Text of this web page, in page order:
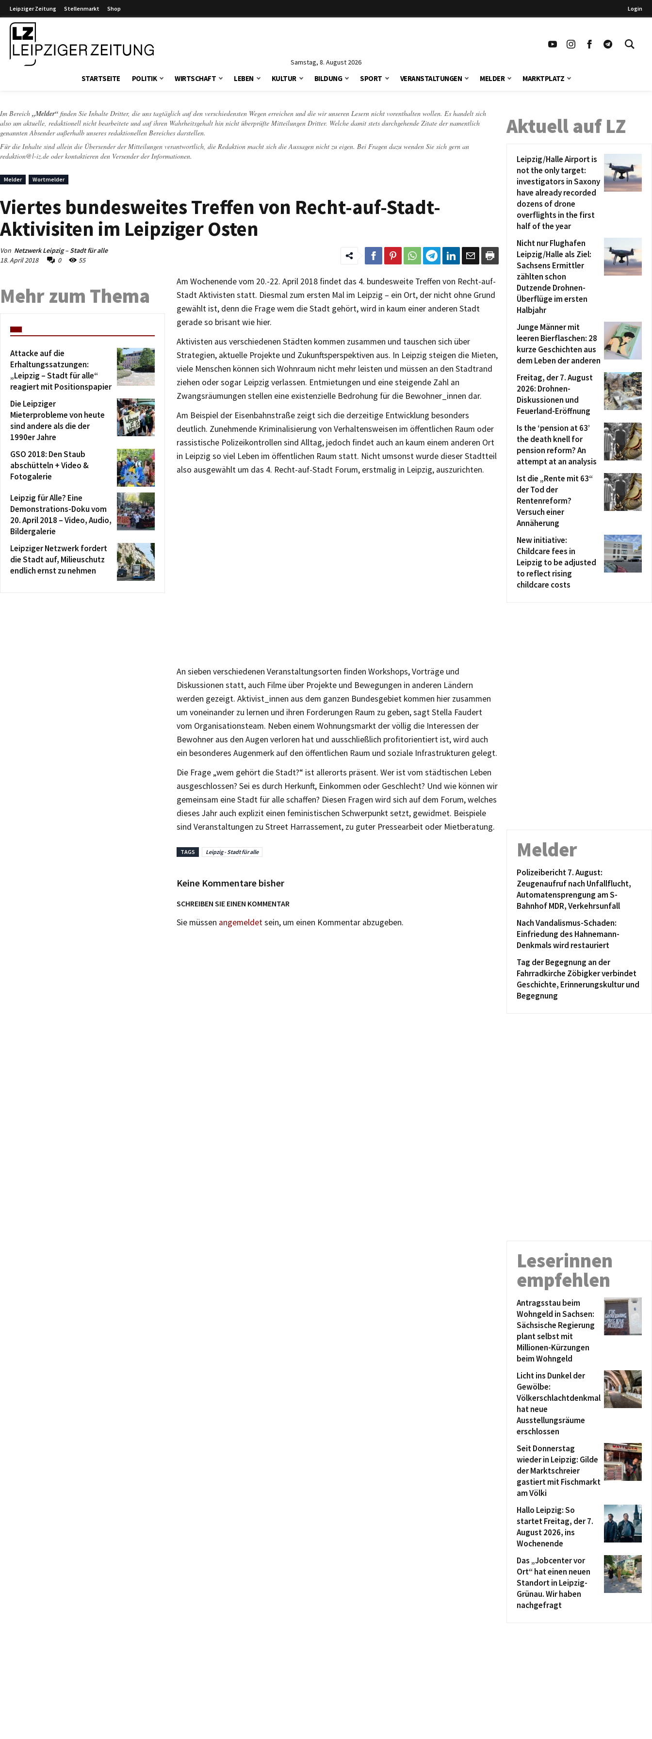
Leipziger Zeitung Stellenmarkt Shop Login
Samstag, 8. August 2026
STARTSEITE POLITIK WIRTSCHAFT LEBEN KULTUR BILDUNG SPORT VERANSTALTUNGEN MELDER MARKTPLATZ
Im Bereich „Melder“ finden Sie Inhalte Dritter, die uns tagtäglich auf den verschiedensten Wegen erreichen und die wir unseren Lesern nicht vorenthalten wollen. Es handelt sich
also um aktuelle, redaktionell nicht bearbeitete und auf ihren Wahrheitsgehalt hin nicht überprüfte Mitteilungen Dritter. Welche damit stets durchgehende Zitate der namentlich
genannten Absender außerhalb unseres redaktionellen Bereiches darstellen.
Für die Inhalte sind allein die Übersender der Mitteilungen verantwortlich, die Redaktion macht sich die Aussagen nicht zu eigen. Bei Fragen dazu wenden Sie sich gern an
redaktion@l-iz.de oder kontaktieren den Versender der Informationen.
Melder Wortmelder
Viertes bundesweites Treffen von Recht-auf-Stadt-
Aktivisiten im Leipziger Osten
Von Netzwerk Leipzig – Stadt für alle
18. April 2018
0 55
Am Wochenende vom 20.-22. April 2018 findet das 4. bundesweite Treffen von Recht-auf-
Stadt Aktivisten statt. Diesmal zum ersten Mal im Leipzig – ein Ort, der nicht ohne Grund
gewählt ist, denn die Frage wem die Stadt gehört, wird in kaum einer anderen Stadt
gerade so brisant wie hier.
Aktivisten aus verschiedenen Städten kommen zusammen und tauschen sich über
Strategien, aktuelle Projekte und Zukunftsperspektiven aus. In Leipzig steigen die Mieten,
viele Menschen können sich Wohnraum nicht mehr leisten und müssen an den Stadtrand
ziehen oder sogar Leipzig verlassen. Entmietungen und eine steigende Zahl an
Zwangsräumungen stellen eine existenzielle Bedrohung für die Bewohner_innen dar.
Am Beispiel der Eisenbahnstraße zeigt sich die derzeitige Entwicklung besonders
deutlich. Zunehmende Kriminalisierung von Verhaltensweisen im öffentlichen Raum oder
rassistische Polizeikontrollen sind Alltag, jedoch findet auch an kaum einem anderen Ort
in Leipzig so viel Leben im öffentlichen Raum statt. Nicht umsonst wurde dieser Stadtteil
also ausgewählt um das 4. Recht-auf-Stadt Forum, erstmalig in Leipzig, auszurichten.
An sieben verschiedenen Veranstaltungsorten finden Workshops, Vorträge und
Diskussionen statt, auch Filme über Projekte und Bewegungen in anderen Ländern
werden gezeigt. Aktivist_innen aus dem ganzen Bundesgebiet kommen hier zusammen
um voneinander zu lernen und ihren Forderungen Raum zu geben, sagt Stella Faudert
vom Organisationsteam. Neben einem Wohnungsmarkt der völlig die Interessen der
Bewohner aus den Augen verloren hat und ausschließlich profitorientiert ist, wird auch
ein besonderes Augenmerk auf den öffentlichen Raum und soziale Infrastrukturen gelegt.
Die Frage „wem gehört die Stadt?“ ist allerorts präsent. Wer ist vom städtischen Leben
ausgeschlossen? Sei es durch Herkunft, Einkommen oder Geschlecht? Und wie können wir
gemeinsam eine Stadt für alle schaffen? Diesen Fragen wird sich auf dem Forum, welches
dieses Jahr auch explizit einen feministischen Schwerpunkt setzt, gewidmet. Beispiele
sind Veranstaltungen zu Street Harrassement, zu guter Pressearbeit oder Mietberatung.
TAGS Leipzig - Stadt für alle
Keine Kommentare bisher
SCHREIBEN SIE EINEN KOMMENTAR
Sie müssen angemeldetsein, um einen Kommentar abzugeben.
Mehr zum Thema
Attacke auf die
Erhaltungssatzungen:
„Leipzig – Stadt für alle“
reagiert mit Positionspapier
Die Leipziger
Mieterprobleme von heute
sind andere als die der
1990er Jahre
GSO 2018: Den Staub
abschütteln + Video &
Fotogalerie
Leipzig für Alle? Eine
Demonstrations-Doku vom
20. April 2018 – Video, Audio,
Bildergalerie
Leipziger Netzwerk fordert
die Stadt auf, Milieuschutz
endlich ernst zu nehmen
Aktuell auf LZ
Leipzig/Halle Airport is
not the only target:
investigators in Saxony
have already recorded
dozens of drone
overflights in the first
half of the year
Nicht nur Flughafen
Leipzig/Halle als Ziel:
Sachsens Ermittler
zählten schon
Dutzende Drohnen-
Überflüge im ersten
Halbjahr
Junge Männer mit
leeren Bierflaschen: 28
kurze Geschichten aus
dem Leben der anderen
Freitag, der 7. August
2026: Drohnen-
Diskussionen und
Feuerland-Eröffnung
Is the ‘pension at 63’
the death knell for
pension reform? An
attempt at an analysis
Ist die „Rente mit 63“
der Tod der
Rentenreform?
Versuch einer
Annäherung
New initiative:
Childcare fees in
Leipzig to be adjusted
to reflect rising
childcare costs
Melder
Polizeibericht 7. August:
Zeugenaufruf nach Unfallflucht,
Automatensprengung am S-
Bahnhof MDR, Verkehrsunfall
Nach Vandalismus-Schaden:
Einfriedung des Hahnemann-
Denkmals wird restauriert
Tag der Begegnung an der
Fahrradkirche Zöbigker verbindet
Geschichte, Erinnerungskultur und
Begegnung
Leserinnen
empfehlen
Antragsstau beim
Wohngeld in Sachsen:
Sächsische Regierung
plant selbst mit
Millionen-Kürzungen
beim Wohngeld
Licht ins Dunkel der
Gewölbe:
Völkerschlachtdenkmal
hat neue
Ausstellungsräume
erschlossen
Seit Donnerstag
wieder in Leipzig: Gilde
der Marktschreier
gastiert mit Fischmarkt
am Völki
Hallo Leipzig: So
startet Freitag, der 7.
August 2026, ins
Wochenende
Das „Jobcenter vor
Ort“ hat einen neuen
Standort in Leipzig-
Grünau. Wir haben
nachgefragt